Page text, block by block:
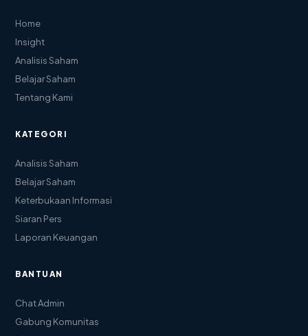
Home
Insight
Analisis Saham
Belajar Saham
Tentang Kami
KATEGORI
Analisis Saham
Belajar Saham
Keterbukaan Informasi
Siaran Pers
Laporan Keuangan
BANTUAN
Chat Admin
Gabung Komunitas